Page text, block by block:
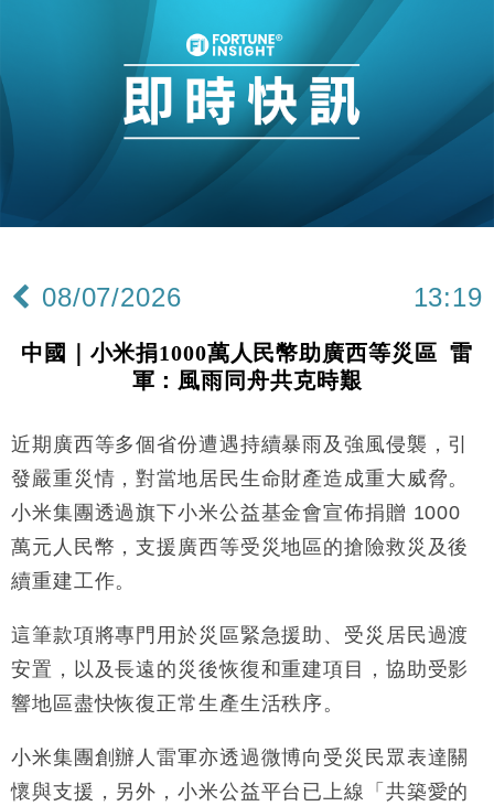
08/07/2026 13:19
中國｜小米捐1000萬人民幣助廣西等災區 雷
軍：風雨同舟共克時艱
近期廣西等多個省份遭遇持續暴雨及強風侵襲，引
發嚴重災情，對當地居民生命財產造成重大威脅。
小米集團透過旗下小米公益基金會宣佈捐贈 1000
萬元人民幣，支援廣西等受災地區的搶險救災及後
續重建工作。
這筆款項將專門用於災區緊急援助、受災居民過渡
安置，以及長遠的災後恢復和重建項目，協助受影
響地區盡快恢復正常生產生活秩序。
小米集團創辦人雷軍亦透過微博向受災民眾表達關
懷與支援，另外，小米公益平台已上線「共築愛的